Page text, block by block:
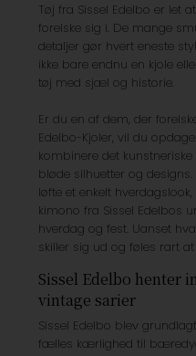
Tøj fra Sissel Edelbo er let
forelske sig i. De mange
detaljer gør hvert eneste
ikke bare endnu en kjole
tøj med sjæl og historie.
Er du en af dem,der
Edelbo-Kjoler, vil du
kombinere det
bløde silhuetter og designs.
løfte et enkelt hverdagsl
kimono fra Sissel Edelbos
hverdag og fest. Uanset
skiller sig ud og føles rart at
Sissel Edelbo henter
vintage sarier
Sissel Edelbo blev
fælles kærlighed til